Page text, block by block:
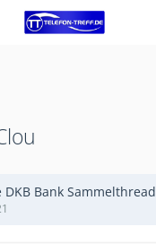
Bank Sammelthread